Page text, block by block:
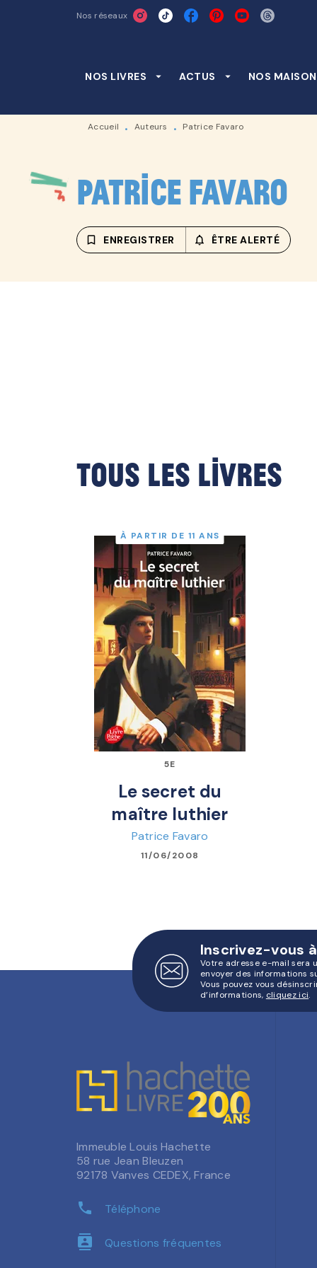
RECHERCHE CONTENU
Nos réseaux
NOS LIVRES arrow_drop_down ACTUS arrow_drop_down NOS
Accueil • Auteurs • Patrice Favaro
Patrice Favaro
bookmark_border ENREGISTRER notifications_none_outlined
ÊTRE ALERTÉ
Tous les livres
À PARTIR DE 11 ANS
5E
Le secret du
maître luthier
Patrice Favaro
11/06/2008
Inscrivez-vous
Votre adresse e-mail sera
envoyer des informations
Vous pouvez vous
d’informations, cliquez ici.
Immeuble Louis Hachette
58 rue Jean Bleuzen
92178 Vanves CEDEX, France
phone Téléphone
contacts Questions fréquentes